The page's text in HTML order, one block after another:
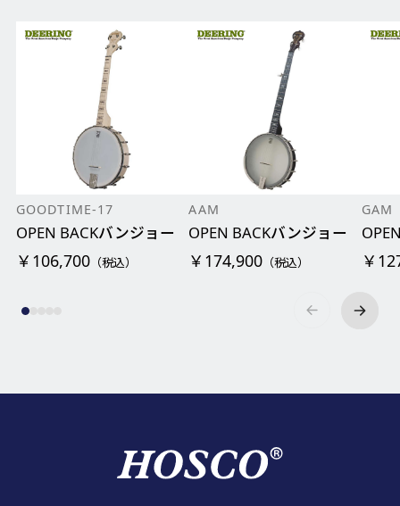
GOODTIME-17
OPEN BACKバンジョー
￥106,700（税込）
AAM
OPEN BACKバンジョー
￥174,900 （税込）
GAM
￥